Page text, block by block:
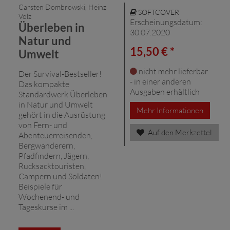
Carsten Dombrowski, Heinz
Volz
Überleben in
Natur und
Umwelt
Der Survival-Bestseller!
Das kompakte
Standardwerk Überleben
in Natur und Umwelt
gehört in die Ausrüstung
von Fern- und
Abenteuerreisenden,
Bergwanderern,
Pfadfindern, Jägern,
Rucksacktouristen,
Campern und Soldaten!
Beispiele für
Wochenend- und
Tageskurse im ...
SOFTCOVER
Erscheinungsdatum:
30.07.2020
15,50 € *
nicht mehr lieferbar
- in einer anderen
Ausgaben erhältlich
Mehr Informationen
Auf den Merkzettel